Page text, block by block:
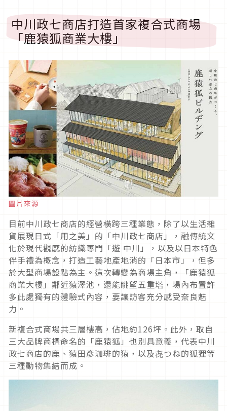
中川政七商店打造首家複合式商場
「鹿猿狐商業大樓」
圖片來源
目前中川政七商店的經營橫跨三種業態，除了以生活雜
貨展現日式「用之美」的「中川政七商店」，融傳統文
化於現代觀感的紡織專門「遊 中川」，以及以日本特色
伴手禮為概念，打造工藝地產地消的「日本市」，但多
於大型商場設點為主。這次轉變為商場主角，「鹿猿狐
商業大樓」鄰近猿澤池，還能眺望五重塔，場內布置許
多此處獨有的體驗式內容，要讓訪客充分感受奈良魅
力。
新複合式商場共三層樓高，佔地約126坪。此外，取自
三大品牌商標命名的「鹿猿狐」也別具意義，代表中川
政七商店的鹿、猿田彥珈琲的猿，以及㐂つね的狐狸等
三種動物集結而成。